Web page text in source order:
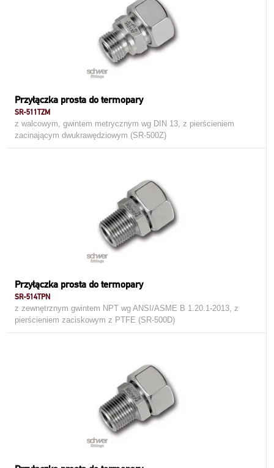
Przyłączka prosta do termopary
SR-511TZM
z walcowym, gwintem metrycznym wg DIN 13, z pierścieniem
zacinającym dwukrawędziowym (SR-500Z)
Przyłączka prosta do termopary
SR-514TPN
z zewnętrznym gwintem NPT wg ANSI/ASME B 1.20.1-2013, z
pierścieniem zaciskowym z PTFE (SR-500D)